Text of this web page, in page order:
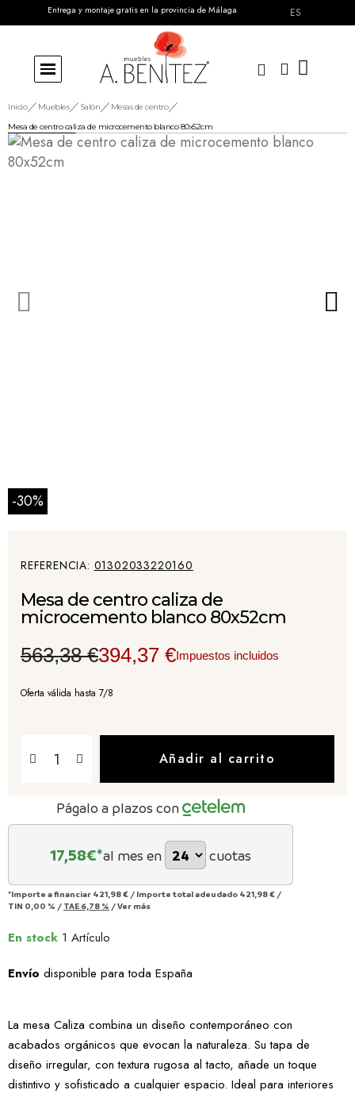
Entrega y montaje gratis en la provincia de Málaga
Envíos a toda España ES
Inicio Muebles Salón
Mesas de centro
Mesa de centro caliza de microcemento blanco 80x52cm
-30%
REFERENCIA 01302033220160
Mesa de centro caliza de
microcemento blanco 80x52cm
563,38 €394,37 €Impuestos incluidos
Oferta válida hasta 7/8
Añadir al carrito
Págalo a plazos con
17,58€*al mes en cuotas
*Importe a financiar 421,98 € / Importe total adeudado 421,98 € /
TIN 0,00 % / TAE 6,78 % /Ver más
En stock 1 Artículo
Envío disponible para toda España
La mesa Caliza combina un diseño contemporáneo con
acabados orgánicos que evocan la naturaleza. Su tapa de
diseño irregular, con textura rugosa al tacto, añade un toque
distintivo y sofisticado a cualquier espacio. Ideal para interiores